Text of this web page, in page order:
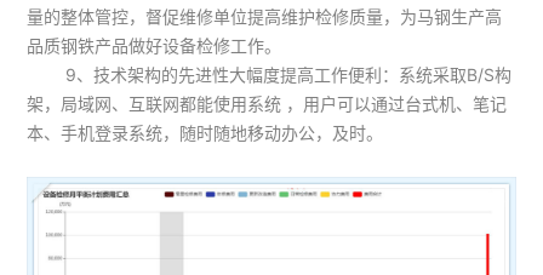
量的整体管控，督促维修单位提高维护检修质量，为马钢生产高
品质钢铁产品做好设备检修工作。
9、技术架构的先进性大幅度提高工作便利：系统采取B/S构
架，局域网、互联网都能使用系统 ，用户可以通过台式机、笔记
本、手机登录系统，随时随地移动办公，及时。